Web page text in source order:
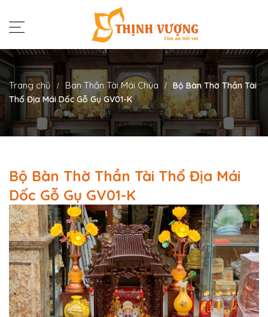
Trang chủ Ban Thần Tài Mái Chùa
Bộ Bàn Thờ Thần Tài
Thổ Địa Mái Dốc Gỗ Gụ GV01-K
Bộ Bàn Thờ Thần Tài Thổ Địa Mái
Dốc Gỗ Gụ GV01-K